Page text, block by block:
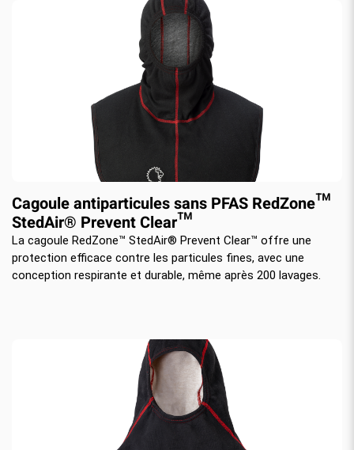
Cagoule antiparticules sans PFAS RedZone™
StedAir® Prevent Clear™
La cagoule RedZone™ StedAir® Prevent Clear™ offre une
protection efficace contre les particules fines, avec une
conception respirante et durable, même après 200 lavages.